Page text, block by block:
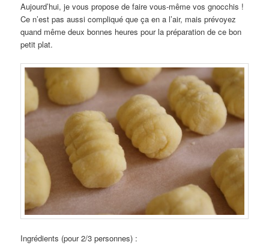
Aujourd’hui, je vous propose de faire vous-même vos gnocchis !
Ce n’est pas aussi compliqué que ça en a l’air, mais prévoyez
quand même deux bonnes heures pour la préparation de ce bon
petit plat.
Ingrédients (pour 2/3 personnes) :